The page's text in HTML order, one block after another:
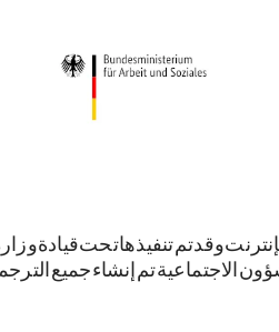
وقد تم تنفيذها تحت قيادة
الاجتماعية. تم إنشاء جميع